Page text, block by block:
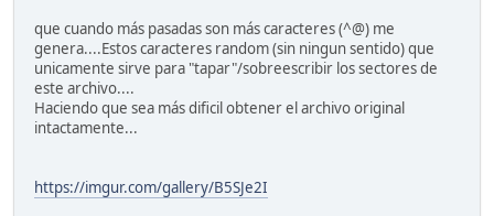
^G^G ^G^F
^H ^K^K
^L^O^Y^P^O^N^N^O^^^V^W^R^Y$ &%# #"(-
....
que cuando más pasadas son más caracteres (^@) me
genera....Estos caracteres random (sin ningun sentido) que
unicamente sirve para "tapar"/sobreescribir los sectores de
este archivo....
Haciendo que sea más dificil obtener el archivo original
intactamente...
https://imgur.com/gallery/B5SJe2I